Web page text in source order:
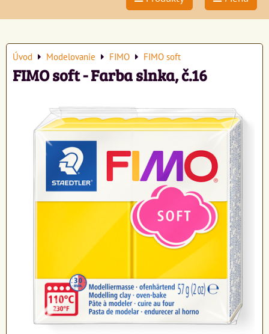
Úvod Modelovanie FIMO FIMO soft
FIMO soft - Farba slnka, č.16